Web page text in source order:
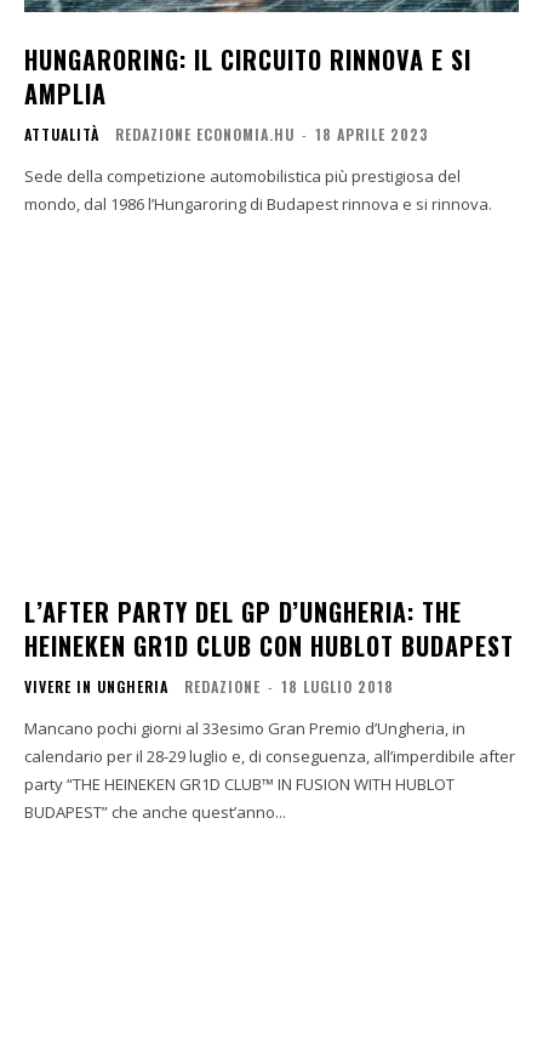
HUNGARORING: IL CIRCUITO RINNOVA E SI
AMPLIA
ATTUALITÀ REDAZIONE ECONOMIA.HU - 18 APRILE 2023
Sede della competizione automobilistica più prestigiosa del
mondo, dal 1986 l’Hungaroring di Budapest rinnova e si rinnova.
L’AFTER PARTY DEL GP D’UNGHERIA: THE
HEINEKEN GR1D CLUB CON HUBLOT BUDAPEST
VIVERE IN UNGHERIA REDAZIONE - 18 LUGLIO 2018
Mancano pochi giorni al 33esimo Gran Premio d’Ungheria, in
calendario per il 28-29 luglio e, di conseguenza, all’imperdibile after
party “THE HEINEKEN GR1D CLUB™ IN FUSION WITH HUBLOT
BUDAPEST” che anche quest’anno...